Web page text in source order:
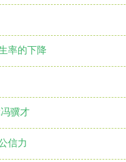
率的下降
骥才
信力